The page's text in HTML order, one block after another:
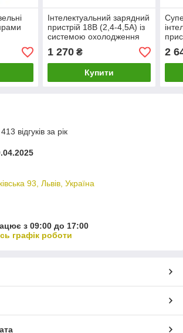
Інтелектуальний зарядний
пристрій 18В (2,4-4,5А) із
системою охолодження
YATO YT-828500
1 270₴
Купити
2
відгуків за рік
93, Львів, Україна
з 09:00 до 17:00
графік роботи